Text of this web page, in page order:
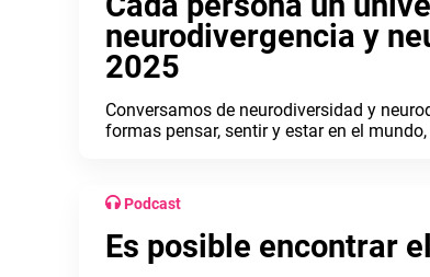
neurodivergencia y
2025
Conversamos de neurodiversidad y
formas pensar, sentir y estar en el
Podcast
Es posible encontrar